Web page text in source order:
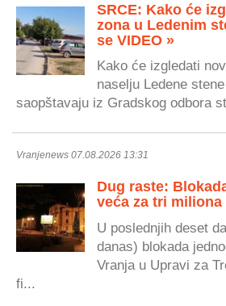
SRCE: Kako će
zona u Ledenim
se VIDEO »
Kako će izgledati
naselju Ledene
saopštavaju iz Gradskog odbora
Vranjenews 07.08.2026 13:31
Dug raste:
veća za tri miliona
U poslednjih deset
danas) blokada
Vranja u Upravi za
fi...